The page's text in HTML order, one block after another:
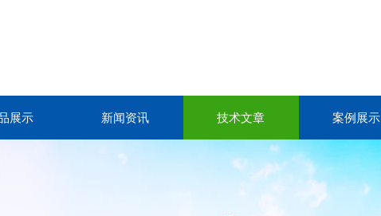
展示 新闻资讯 技术文章 案例展示